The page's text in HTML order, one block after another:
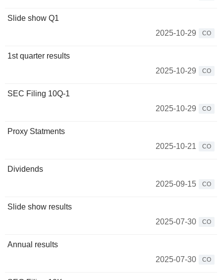
Slide show Q1
2025-10-29
CO
1st quarter results
2025-10-29
CO
SEC Filing 10Q-1
2025-10-29
CO
Proxy Statments
2025-10-21
CO
Dividends
2025-09-15
CO
Slide show results
2025-07-30
CO
Annual results
2025-07-30
CO